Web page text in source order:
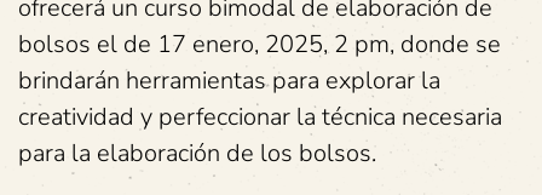
ofrecerá un curso bimodal de elaboración de
bolsos el de 17 enero, 2025, 2 pm, donde se
brindarán herramientas para explorar la
creatividad y perfeccionar la técnica necesaria
para la elaboración de los bolsos.